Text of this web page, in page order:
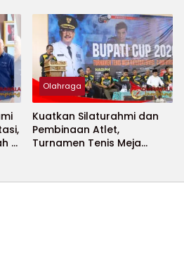
2026 Menguat
di
Olahraga
Kuatkan Silaturahmi dan
Pembinaan Atlet,
Turnamen Tenis Meja